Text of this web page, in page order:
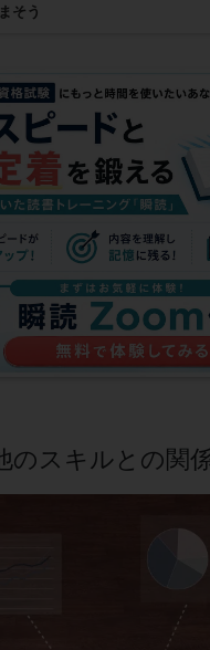
まそう
のスキルとの関